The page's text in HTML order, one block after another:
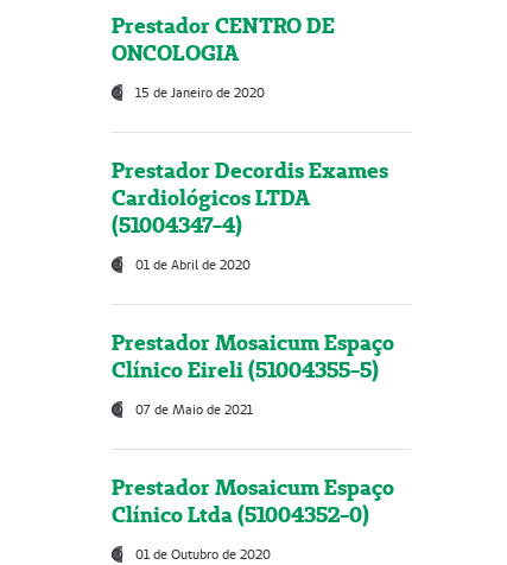
Prestador CENTRO DE
ONCOLOGIA
15 de Janeiro de 2020
Prestador Decordis Exames
Cardiológicos LTDA
(51004347-4)
01 de Abril de 2020
Prestador Mosaicum Espaço
Clínico Eireli (51004355-5)
07 de Maio de 2021
Prestador Mosaicum Espaço
Clínico Ltda (51004352-0)
01 de Outubro de 2020